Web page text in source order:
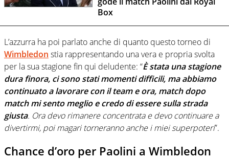
Box
L’azzurra ha poi parlato anche di quanto questo torneo di
Wimbledon stia rappresentando una vera e propria svolta
per la sua stagione fin qui deludente: “È stata una stagione
dura finora, ci sono stati momenti difficili, ma abbiamo
continuato a lavorare con il team e ora, match dopo
match mi sento meglio e credo di essere sulla strada
giusta. Ora devo rimanere concentrata e devo continuare a
divertirmi, poi magari torneranno anche i miei superpoteri”.
Chance d’oro per Paolini a Wimbledon